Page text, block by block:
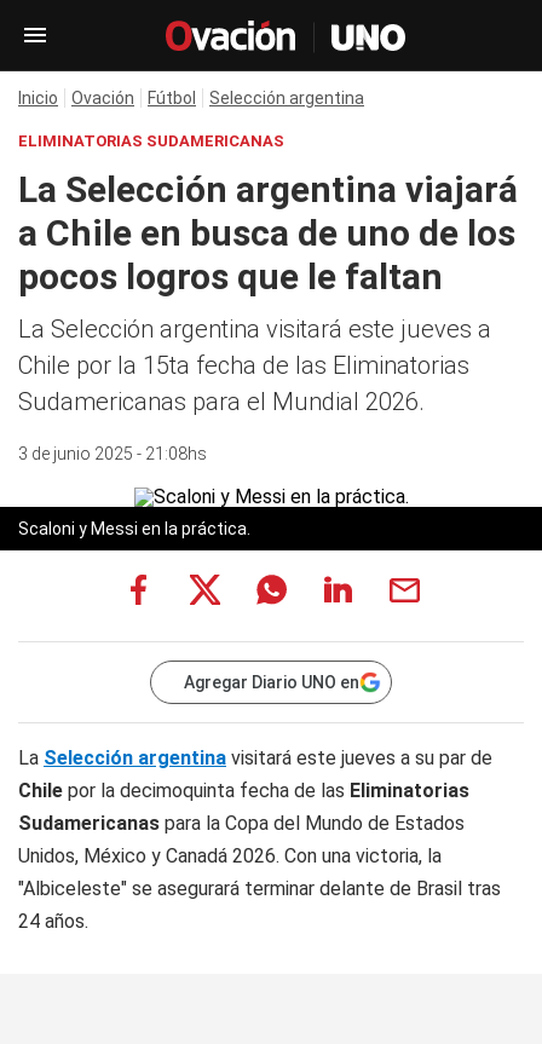
Inicio Ovación Fútbol Selección argentina
ELIMINATORIAS SUDAMERICANAS
La Selección argentina viajará
a Chile en busca de uno de los
pocos logros que le faltan
La Selección argentina visitará este jueves a
Chile por la 15ta fecha de las Eliminatorias
Sudamericanas para el Mundial 2026.
3 de junio 2025 - 21:08hs
Scaloni y Messi en la práctica.
Agregar Diario UNO en
La Selección argentina visitará este jueves a su par de
Chile por la decimoquinta fecha de las Eliminatorias
Sudamericanas para la Copa del Mundo de Estados
Unidos, México y Canadá 2026. Con una victoria, la
"Albiceleste" se asegurará terminar delante de Brasil tras
24 años.